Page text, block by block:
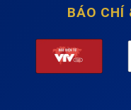
BÁO CHÍ